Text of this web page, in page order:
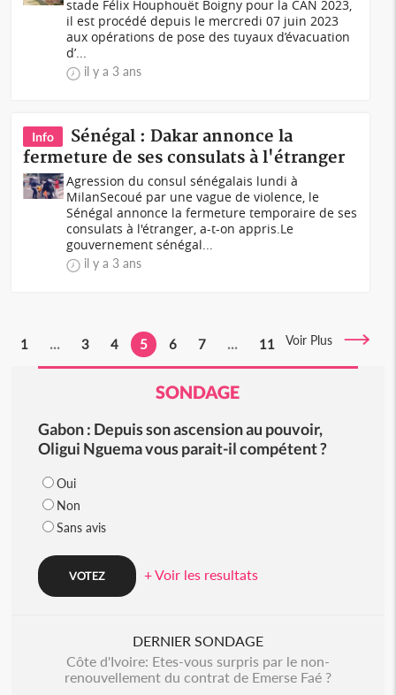
stade Félix Houphouët Boigny pour la CAN 2023,
il est procédé depuis le mercredi 07 juin 2023
aux opérations de pose des tuyaux d’évacuation
d’...
il y a 3 ans
Info
Sénégal : Dakar annonce la
fermeture de ses consulats à l'étranger
Agression du consul sénégalais lundi à
Milan Secoué par une vague de violence, le
Sénégal annonce la fermeture temporaire de ses
consulats à l'étranger, a-t-on appris.Le
gouvernement sénégal...
il y a 3 ans
1 ... 3 4 5 6 7 ... 11 Voir Plus
SONDAGE
Gabon : Depuis son ascension au pouvoir,
Oligui Nguema vous parait-il compétent ?
Oui
Non
Sans avis
+ Voir les resultats
DERNIER SONDAGE
Côte d'Ivoire: Etes-vous surpris par le non-
renouvellement du contrat de Emerse Faé ?